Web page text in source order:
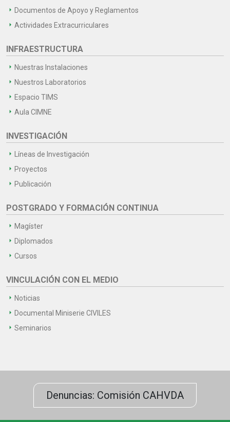
Documentos de Apoyo y Reglamentos
Actividades Extracurriculares
INFRAESTRUCTURA
Nuestras Instalaciones
Nuestros Laboratorios
Espacio TIMS
Aula CIMNE
INVESTIGACIÓN
Líneas de Investigación
Proyectos
Publicación
POSTGRADO Y FORMACIÓN CONTINUA
Magíster
Diplomados
Cursos
VINCULACIÓN CON EL MEDIO
Noticias
Documental Miniserie CIVILES
Seminarios
Denuncias: Comisión CAHVDA